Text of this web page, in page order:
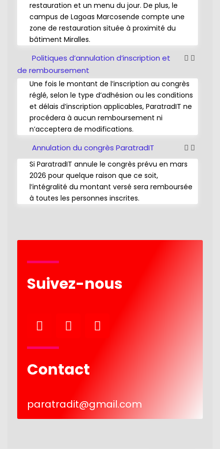
restauration et un menu du jour. De plus, le
campus de Lagoas Marcosende compte une
zone de restauration située à proximité du
bâtiment Miralles.
Politiques d’annulation d’inscription et
de remboursement
Une fois le montant de l’inscription au congrès
réglé, selon le type d’adhésion ou les conditions
et délais d’inscription applicables, ParatradIT ne
procédera à aucun remboursement ni
n’acceptera de modifications.
Annulation du congrès ParatradIT
Si ParatradIT annule le congrès prévu en mars
2026 pour quelque raison que ce soit,
l’intégralité du montant versé sera remboursée
à toutes les personnes inscrites.
Suivez-nous
Contact
paratradit@gmail.com